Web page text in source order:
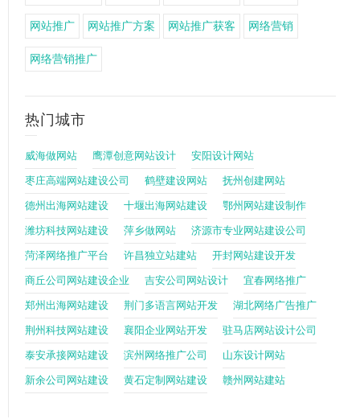
网站推广 网站推广方案 网站推广获客 网络营销
网络营销推广
热门城市
威海做网站 鹰潭创意网站设计 安阳设计网站
枣庄高端网站建设公司 鹤壁建设网站 抚州创建网站
德州出海网站建设 十堰出海网站建设 鄂州网站建设制作
潍坊科技网站建设 萍乡做网站 济源市专业网站建设公司
菏泽网络推广平台 许昌独立站建站 开封网站建设开发
商丘公司网站建设企业 吉安公司网站设计 宜春网络推广
郑州出海网站建设 荆门多语言网站开发 湖北网络广告推广
荆州科技网站建设 襄阳企业网站开发 驻马店网站设计公司
泰安承接网站建设 滨州网络推广公司 山东设计网站
新余公司网站建设 黄石定制网站建设 赣州网站建站